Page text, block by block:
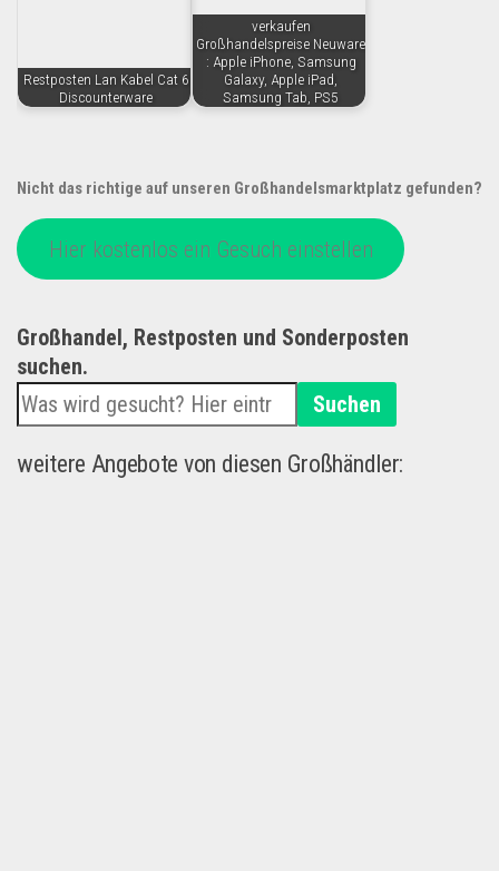
Restposten Lan Kabel Cat 6
Discounterware
verkaufen
Großhandelspreise Neuware
: Apple iPhone, Samsung
Galaxy, Apple iPad,
Samsung Tab, PS5
Nicht das richtige auf unseren Großhandelsmarktplatz gefunden?
Hier kostenlos ein Gesuch einstellen
Großhandel, Restposten und Sonderposten
suchen.
Suchen
weitere Angebote von diesen Großhändler: